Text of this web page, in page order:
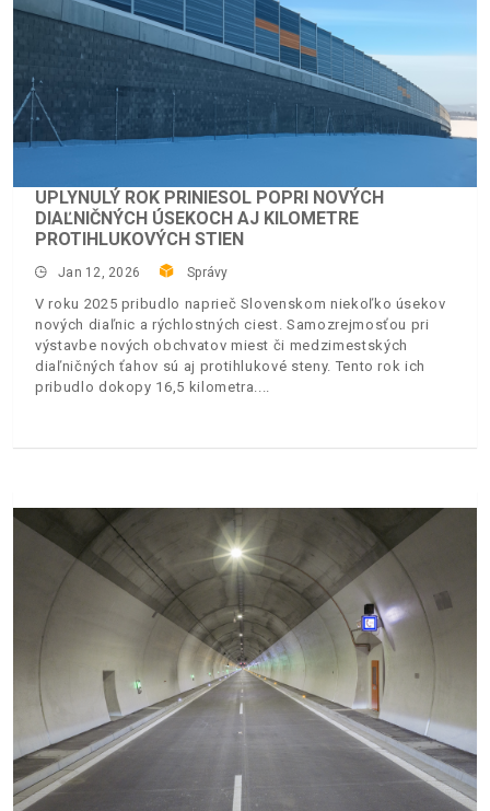
UPLYNULÝ ROK PRINIESOL POPRI NOVÝCH
DIAĽNIČNÝCH ÚSEKOCH AJ KILOMETRE
PROTIHLUKOVÝCH STIEN
Jan 12, 2026 Správy
V roku 2025 pribudlo naprieč Slovenskom niekoľko úsekov
nových diaľnic a rýchlostných ciest. Samozrejmosťou pri
výstavbe nových obchvatov miest či medzimestských
diaľničných ťahov sú aj protihlukové steny. Tento rok ich
pribudlo dokopy 16,5 kilometra.